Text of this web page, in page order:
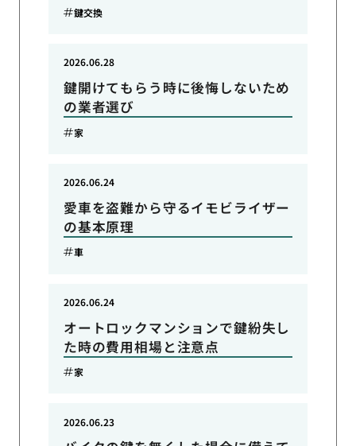
鍵交換
鍵開けてもらう時に後悔しないため
の業者選び
2026.06.28
家
愛車を盗難から守るイモビライザー
の基本原理
2026.06.24
車
オートロックマンションで鍵紛失し
た時の費用相場と注意点
2026.06.24
家
2026.06.23